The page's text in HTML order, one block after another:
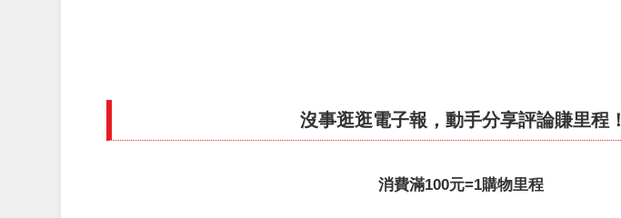
沒事逛逛電子報，動手分享評論賺里程！
消費滿100元=1購物里程